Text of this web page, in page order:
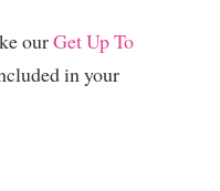
ourGet Up To
in your